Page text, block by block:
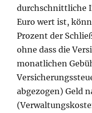
durchschnittliche
Euro wert ist,
Prozent der
ohne dass die
monatlichen
abgezogen) Geld